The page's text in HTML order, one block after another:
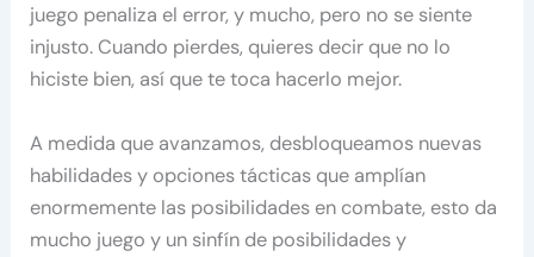
juego penaliza el error, y mucho, pero no se siente
injusto. Cuando pierdes, quieres decir que no lo
hiciste bien, así que te toca hacerlo mejor.
A medida que avanzamos, desbloqueamos nuevas
habilidades y opciones tácticas que amplían
enormemente las posibilidades en combate, esto da
mucho juego y un sinfín de posibilidades y